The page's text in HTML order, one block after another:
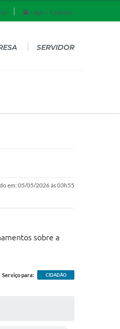
Login / Cadastro
SERVIDOR
em: 05/05/2026 às 03h55
sobre a
Serviço para: CIDADÃO